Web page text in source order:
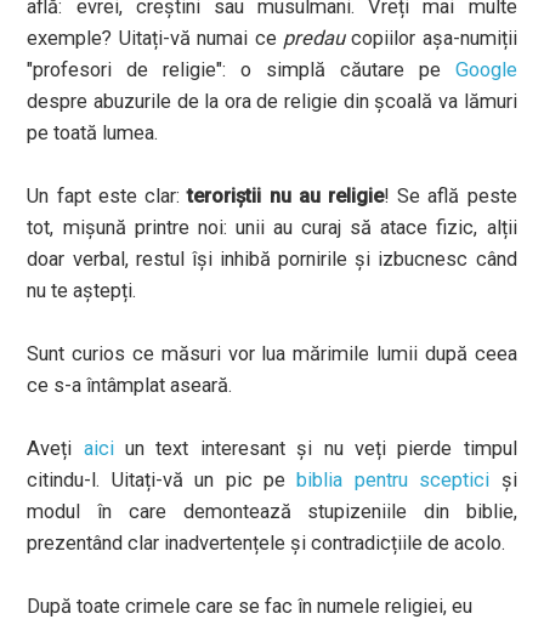
află: evrei, creștini sau musulmani. Vreți mai multe
exemple? Uitați-vă numai ce predaucopiilor așa-numiții
"profesori de religie": o simplă căutare pe Google
despre abuzurile de la ora de religie din școală va lămuri
pe toată lumea.
Un fapt este clar:teroriștii nu au religie! Se află peste
tot, mișună printre noi: unii au curaj să atace fizic, alții
doar verbal, restul își inhibă pornirile și izbucnesc când
nu te aștepți.
Sunt curios ce măsuri vor lua mărimile lumii după ceea
ce s-a întâmplat aseară.
Aveți aiciun text interesant și nu veți pierde timpul
citindu-l. Uitați-vă un pic pebiblia pentru sceptici și
modul în care demontează stupizeniile din biblie,
prezentând clar inadvertențele și contradicțiile de acolo.
După toate crimele care se fac în numele religiei, eu